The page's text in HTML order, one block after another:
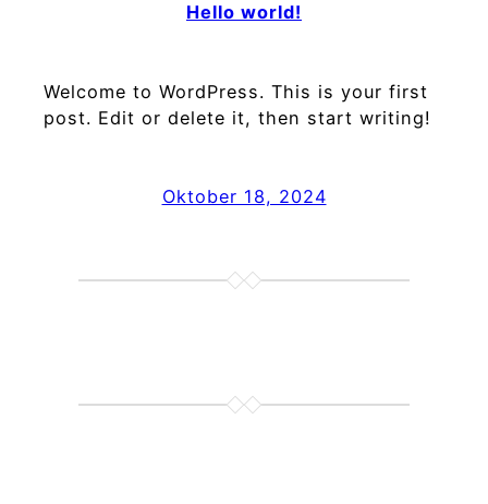
Hello world!
Welcome to WordPress. This is your first
post. Edit or delete it, then start writing!
Oktober 18, 2024